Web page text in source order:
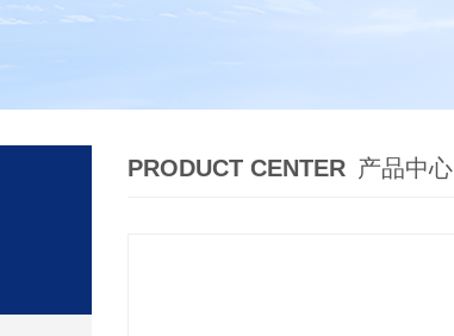
PRODUCT CENTER 产品中心